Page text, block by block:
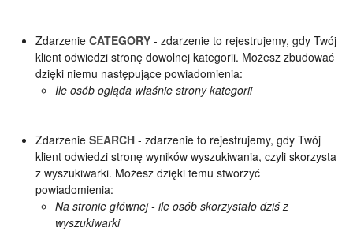
Zdarzenie CATEGORY - zdarzenie to rejestrujemy, gdy Twój
klient odwiedzi stronę dowolnej kategorii. Możesz zbudować
dzięki niemu następujące powiadomienia:
Ile osób ogląda właśnie strony kategorii
Zdarzenie SEARCH - zdarzenie to rejestrujemy, gdy Twój
klient odwiedzi stronę wyników wyszukiwania, czyli skorzysta
z wyszukiwarki. Możesz dzięki temu stworzyć
powiadomienia:
Na stronie głównej - ile osób skorzystało dziś z
wyszukiwarki